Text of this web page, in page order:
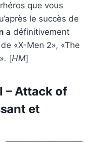
que vous
le succès de
a définitivement
«X-Men 2», «The
[HM]
– Attack of
et